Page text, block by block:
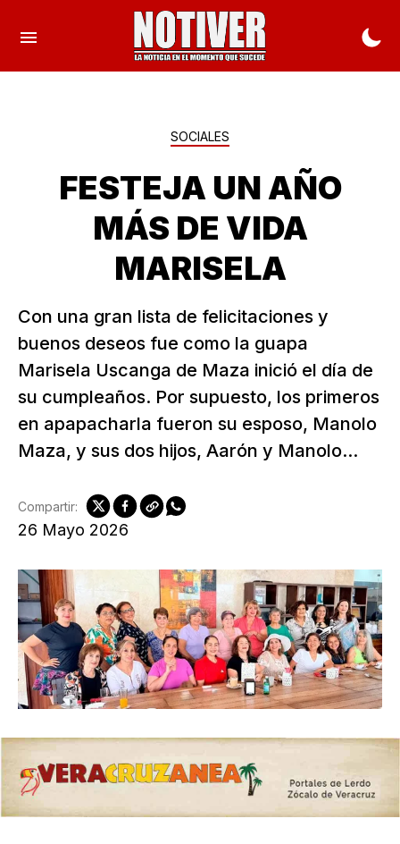
SOCIALES
FESTEJA UN AÑO
MÁS DE VIDA
MARISELA
Con una gran lista de felicitaciones y
buenos deseos fue como la guapa
Marisela Uscanga de Maza inició el día de
su cumpleaños. Por supuesto, los primeros
en apapacharla fueron su esposo, Manolo
Maza, y sus dos hijos, Aarón y Manolo...
26 Mayo 2026
Compartir: